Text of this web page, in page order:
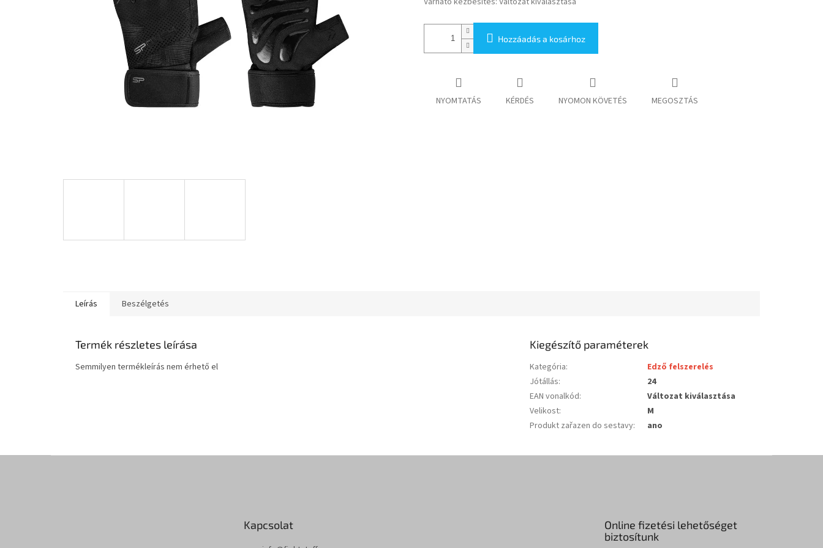
Hozzáadás a kosárhoz
NYOMTATÁS KÉRDÉS NYOMON KÖVETÉS MEGOSZTÁS
Leírás Beszélgetés
Termék részletes leírása
Semmilyen termékleírás nem érhető el
Kiegészítő paraméterek
Kategória:
Edző felszerelés
Jótállás:
24
EAN vonalkód:
Változat kiválasztása
Velikost:
M
Produkt zařazen do sestavy: ano
Kapcsolat
Online fizetési lehetőséget
biztosítunk